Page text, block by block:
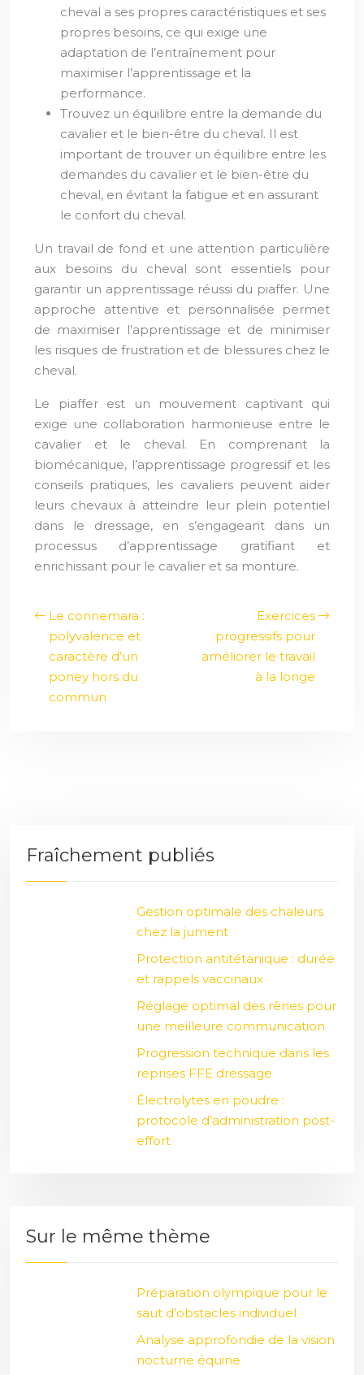
cheval a ses propres caractéristiques et ses
propres besoins, ce qui exige une
adaptation de l’entraînement pour
maximiser l’apprentissage et la
performance.
Trouvez un équilibre entre la demande du
cavalier et le bien-être du cheval. Il est
important de trouver un équilibre entre les
demandes du cavalier et le bien-être du
cheval, en évitant la fatigue et en assurant
le confort du cheval.
Un travail de fond et une attention particulière
aux besoins du cheval sont essentiels pour
garantir un apprentissage réussi du piaffer. Une
approche attentive et personnalisée permet
de maximiser l’apprentissage et de minimiser
les risques de frustration et de blessures chez le
cheval.
Le piaffer est un mouvement captivant qui
exige une collaboration harmonieuse entre le
cavalier et le cheval. En comprenant la
biomécanique, l’apprentissage progressif et les
conseils pratiques, les cavaliers peuvent aider
leurs chevaux à atteindre leur plein potentiel
dans le dressage, en s’engageant dans un
processus d’apprentissage gratifiant et
enrichissant pour le cavalier et sa monture.
Le connemara :
polyvalence et
caractère d’un
poney hors du
commun
Exercices
progressifs pour
améliorer le travail
à la longe
Fraîchement publiés
Gestion optimale des chaleurs
chez la jument
Protection antitétanique : durée
et rappels vaccinaux
Réglage optimal des rênes pour
une meilleure communication
Progression technique dans les
reprises FFE dressage
Électrolytes en poudre :
protocole d’administration post-
effort
Sur le même thème
Préparation olympique pour le
saut d’obstacles individuel
Analyse approfondie de la vision
nocturne équine